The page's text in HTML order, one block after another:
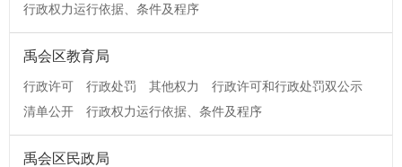
行政权力运行依据、条件及程序
禹会区教育局
行政许可 行政处罚 其他权力
行政许可和行政处罚双公示
清单公开
行政权力运行依据、条件及程序
禹会区民政局